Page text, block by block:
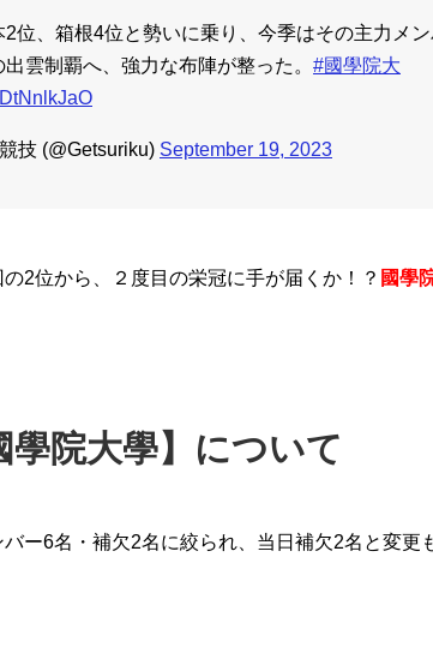
位、箱根4位と勢いに乗り、今季はその主力メ
雲制覇へ、強力な布陣が整った。 #國學院大
技 (@Getsuriku) September 19, 2023
2位から、２度目の栄冠に手が届くか！？ 國學
學院大學】について
ー6名・補欠2名に絞られ、当日補欠2名と変更